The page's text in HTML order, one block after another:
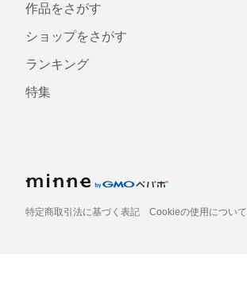
作品をさがす
ショップをさがす
ランキング
特集
特定商取引法に基づく表記 Cookieの使用について